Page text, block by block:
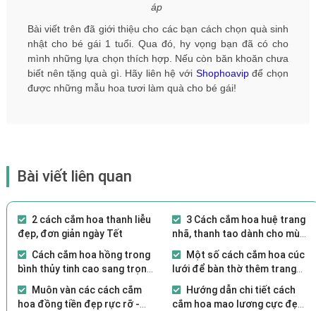
áp
Bài viết trên đã giới thiệu cho các bạn cách chọn quà sinh
nhật cho bé gái 1 tuổi. Qua đó, hy vọng bạn đã có cho
mình những lựa chọn thích hợp. Nếu còn băn khoăn chưa
biết nên tặng quà gì. Hãy liên hệ với Shophoavipđể chọn
được những mẫu hoa tươi làm quà cho bé gái!
Bài viết liên quan
2 cách cắm hoa thanh liễu
đẹp, đơn giản ngày Tết
3 Cách cắm hoa huệ trang
nhã, thanh tao dành cho mùa
lễ Vu Lan
Cách cắm hoa hồng trong
bình thủy tinh cao sang trọng,
tinh tế
Một số cách cắm hoa cúc
lưới để bàn thờ thêm trang
nghiêm tôn kính
Muôn vàn các cách cắm
hoa đồng tiền đẹp rực rỡ -
Hướng dẫn chi tiết cách
cắm hoa mao lương cực đẹp